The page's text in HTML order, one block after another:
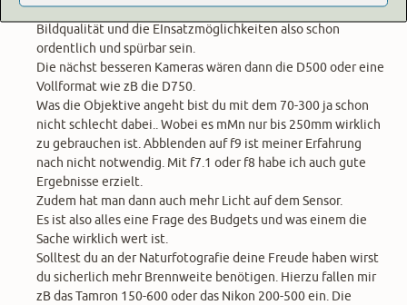
Der Schritt von der D3400 zur D7500 sollte in Bezug auf die
Bildqualität und die EInsatzmöglichkeiten also schon
ordentlich und spürbar sein.
Die nächst besseren Kameras wären dann die D500 oder eine
Vollformat wie zB die D750.
Was die Objektive angeht bist du mit dem 70-300 ja schon
nicht schlecht dabei.. Wobei es mMn nur bis 250mm wirklich
zu gebrauchen ist. Abblenden auf f9 ist meiner Erfahrung
nach nicht notwendig. Mit f7.1 oder f8 habe ich auch gute
Ergebnisse erzielt.
Zudem hat man dann auch mehr Licht auf dem Sensor.
Es ist also alles eine Frage des Budgets und was einem die
Sache wirklich wert ist.
Solltest du an der Naturfotografie deine Freude haben wirst
du sicherlich mehr Brennweite benötigen. Hierzu fallen mir
zB das Tamron 150-600 oder das Nikon 200-500 ein. Die